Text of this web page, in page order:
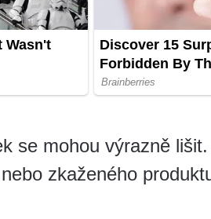
se mohou výrazně
zkaženého